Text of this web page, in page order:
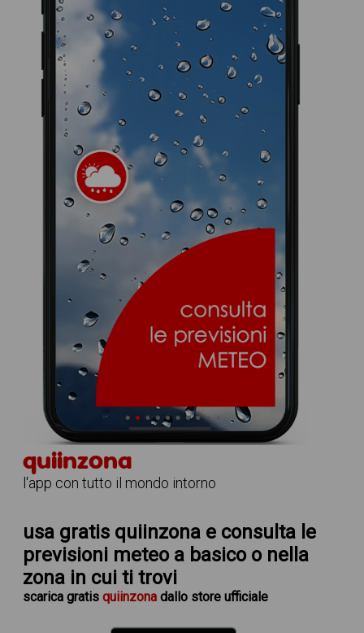
quiinzona
l'app con tutto il mondo intorno
usa gratis quiinzona e consulta le
previsioni meteo a basicoo nella
zona in cui ti trovi
scarica gratis quiinzonadallo store ufficiale